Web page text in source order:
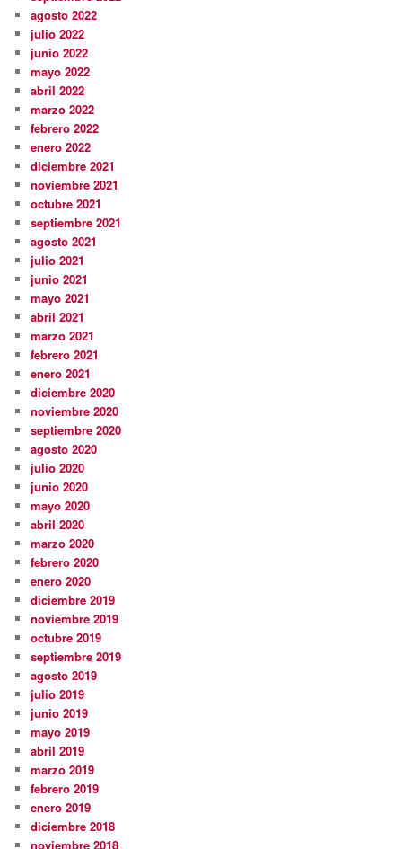
agosto 2022
julio 2022
junio 2022
mayo 2022
abril 2022
marzo 2022
febrero 2022
enero 2022
diciembre 2021
noviembre 2021
octubre 2021
septiembre 2021
agosto 2021
julio 2021
junio 2021
mayo 2021
abril 2021
marzo 2021
febrero 2021
enero 2021
diciembre 2020
noviembre 2020
septiembre 2020
agosto 2020
julio 2020
junio 2020
mayo 2020
abril 2020
marzo 2020
febrero 2020
enero 2020
diciembre 2019
noviembre 2019
octubre 2019
septiembre 2019
agosto 2019
julio 2019
junio 2019
mayo 2019
abril 2019
marzo 2019
febrero 2019
enero 2019
diciembre 2018
noviembre 2018